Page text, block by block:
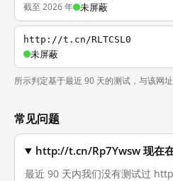
截至 2026 年 未屏蔽
http://t.cn/RLTCSL0
未屏蔽
所示判定基于最近 90 天的测试，与该网址
常见问题
http://t.cn/Rp7Ywsw 现在
最近 90 天内我们没有测试过